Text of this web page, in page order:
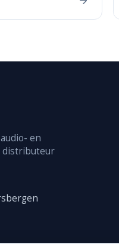
en
distributeur